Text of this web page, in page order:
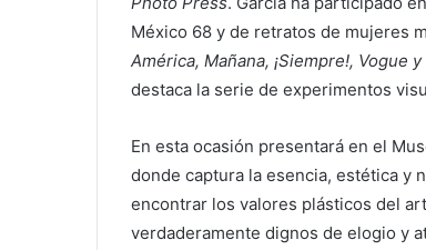
México 68 y de retratos de mujeres
América, Mañana, ¡Siempre!, Vogue y
destaca la serie de experimentos
En esta ocasión presentará en el
donde captura la esencia, estética y
encontrar los valores plásticos del
verdaderamente dignos de elogio y